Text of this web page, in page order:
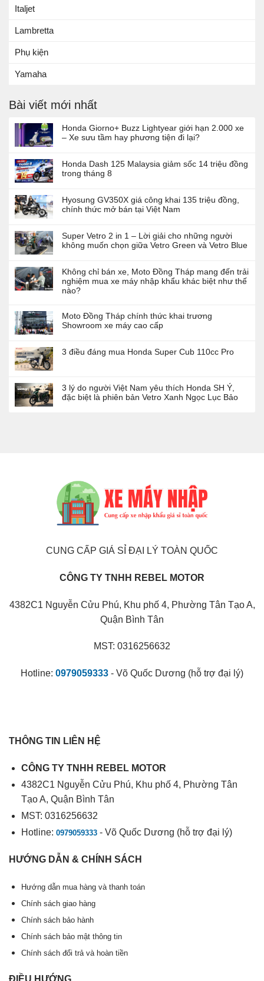
Italjet
Lambretta
Phụ kiện
Yamaha
Bài viết mới nhất
Honda Giorno+ Buzz Lightyear giới hạn 2.000 xe
– Xe sưu tầm hay phương tiện đi lại?
Honda Dash 125 Malaysia giảm sốc 14 triệu đồng
trong tháng 8
Hyosung GV350X giá công khai 135 triệu đồng,
chính thức mở bán tại Việt Nam
Super Vetro 2 in 1 – Lời giải cho những người
không muốn chọn giữa Vetro Green và Vetro Blue
Không chỉ bán xe, Moto Đồng Tháp mang đến trải
nghiệm mua xe máy nhập khẩu khác biệt như thế
nào?
Moto Đồng Tháp chính thức khai trương
Showroom xe máy cao cấp
3 điều đáng mua Honda Super Cub 110cc Pro
3 lý do người Việt Nam yêu thích Honda SH Ý,
đặc biệt là phiên bản Vetro Xanh Ngọc Lục Bảo
CUNG CẤP GIÁ SỈ ĐẠI LÝ TOÀN QUỐC
CÔNG TY TNHH REBEL MOTOR
4382C1 Nguyễn Cửu Phú, Khu phố 4, Phường Tân Tạo A,
Quận Bình Tân
MST: 0316256632
Hotline: 0979059333 - Võ Quốc Dương (hỗ trợ đại lý)
THÔNG TIN LIÊN HỆ
CÔNG TY TNHH REBEL MOTOR
4382C1 Nguyễn Cửu Phú, Khu phố 4, Phường Tân
Tạo A, Quận Bình Tân
MST: 0316256632
Hotline: 0979059333- Võ Quốc Dương (hỗ trợ đại lý)
HƯỚNG DẪN & CHÍNH SÁCH
Hướng dẫn mua hàng và thanh toán
Chính sách giao hàng
Chính sách bảo hành
Chính sách bảo mật thông tin
Chính sách đổi trả và hoàn tiền